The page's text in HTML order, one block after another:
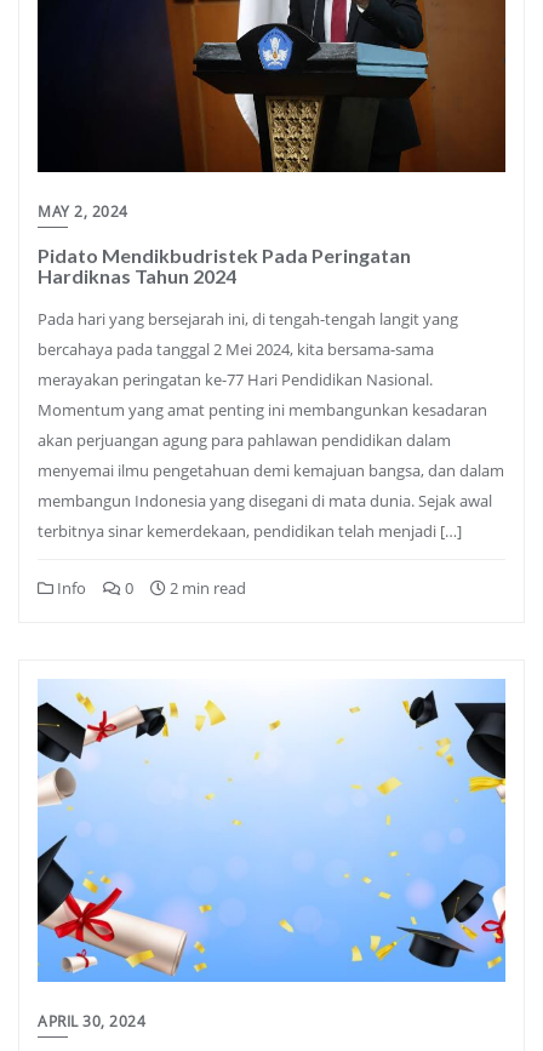
MAY 2, 2024
Pidato Mendikbudristek Pada Peringatan
Hardiknas Tahun 2024
Pada hari yang bersejarah ini, di tengah-tengah langit yang
bercahaya pada tanggal 2 Mei 2024, kita bersama-sama
merayakan peringatan ke-77 Hari Pendidikan Nasional.
Momentum yang amat penting ini membangunkan kesadaran
akan perjuangan agung para pahlawan pendidikan dalam
menyemai ilmu pengetahuan demi kemajuan bangsa, dan dalam
membangun Indonesia yang disegani di mata dunia. Sejak awal
terbitnya sinar kemerdekaan, pendidikan telah menjadi […]
Info 0 2 min read
APRIL 30, 2024